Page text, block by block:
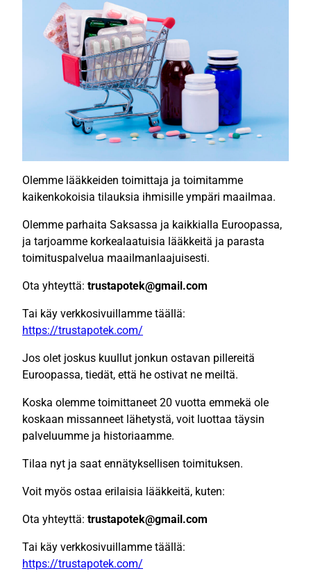
Olemme lääkkeiden toimittaja ja toimitamme
kaikenkokoisia tilauksia ihmisille ympäri maailmaa.
Olemme parhaita Saksassa ja kaikkialla Euroopassa,
ja tarjoamme korkealaatuisia lääkkeitä ja parasta
toimituspalvelua maailmanlaajuisesti.
Ota yhteyttä: trustapotek@gmail.com
Tai käy verkkosivuillamme täällä:
https://trustapotek.com/
Jos olet joskus kuullut jonkun ostavan pillereitä
Euroopassa, tiedät, että he ostivat ne meiltä.
Koska olemme toimittaneet 20 vuotta emmekä ole
koskaan missanneet lähetystä, voit luottaa täysin
palveluumme ja historiaamme.
Tilaa nyt ja saat ennätyksellisen toimituksen.
Voit myös ostaa erilaisia ​​lääkkeitä, kuten:
Ota yhteyttä: trustapotek@gmail.com
Tai käy verkkosivuillamme täällä:
https://trustapotek.com/